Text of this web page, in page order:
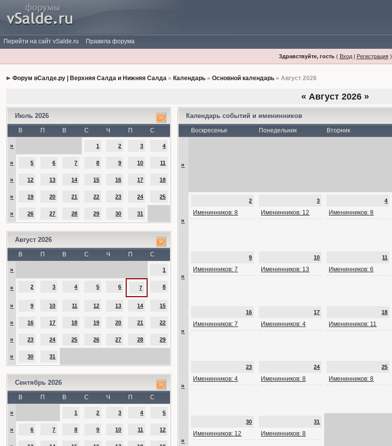
Перейти на сайт vSalde.ru Правила форума
Здравствуйте, гость( Вход| Регистрация)
Форум вСалде.ру | Верхняя Салда и Нижняя Салда » Календарь »Основной календарь » Август 2026
« Август 2026 »
Июль 2026
В П В С Ч П С
» 1 2 3 4
» 5 6 7 8 9 10 11
» 12 13 14 15 16 17 18
» 19 20 21 22 23 24 25
» 26 27 28 29 30 31
Август 2026
В П В С Ч П С
» 1
» 2 3 4 5 6 7 8
» 9 10 11 12 13 14 15
» 16 17 18 19 20 21 22
» 23 24 25 26 27 28 29
» 30 31
Сентябрь 2026
В П В С Ч П С
» 1 2 3 4 5
» 6 7 8 9 10 11 12
Календарь событий и именинников
Воскресенье Понедельник Вторник
»
»
2
Именинников: 8
3
Именинников: 12
4
Именинников: 8
»
9
Именинников: 7
10
Именинников: 13
11
Именинников: 6
»
16
Именинников: 7
17
Именинников: 4
18
Именинников: 11
»
23
Именинников: 4
24
Именинников: 8
25
Именинников: 8
»
30
Именинников: 12
31
Именинников: 8